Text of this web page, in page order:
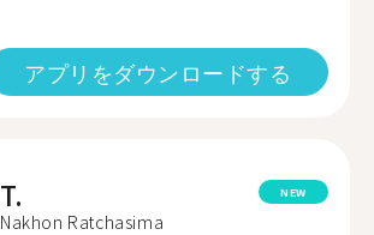
アプリをダウンロードする
T.
Nakhon Ratchasima
NEW